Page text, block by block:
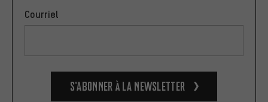
Courriel
S’abonner à la newsletter